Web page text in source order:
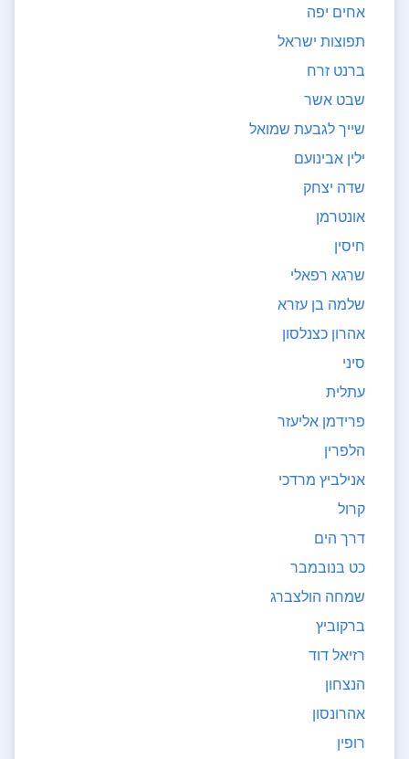
אחים יפה
תפוצות ישראל
ברנט זרח
שבט אשר
שייך לגבעת שמואל
ילין אבינועם
שדה יצחק
אונטרמן
חיסין
שרגא רפאלי
שלמה בן עזרא
אהרון כצנלסון
סיני
עתלית
פרידמן אליעזר
הלפרין
אנילביץ מרדכי
קרול
דרך הים
כט בנובמבר
שמחה הולצברג
ברקוביץ
רזיאל דוד
הנצחון
אהרונסון
רופין